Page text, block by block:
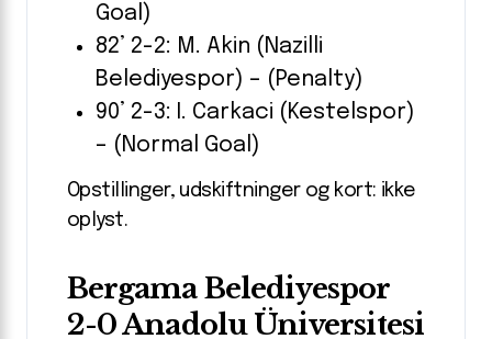
Goal)
82’ 2-2: M. Akin (Nazilli
Belediyespor) – (Penalty)
90’ 2-3: I. Carkaci (Kestelspor)
– (Normal Goal)
Opstillinger, udskiftninger og kort: ikke
oplyst.
Bergama Belediyespor
2-0 Anadolu Üniversitesi